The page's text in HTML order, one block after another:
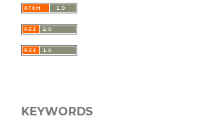
KEYWORDS